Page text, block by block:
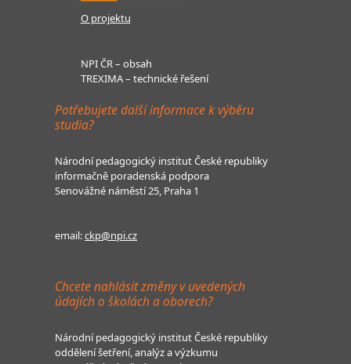
O projektu
NPI ČR – obsah
TREXIMA – technické řešení
Potřebujete další informace k výběru
studia?
Národní pedagogický institut České republiky
informačně poradenská podpora
Senovážné náměstí 25, Praha 1
email:ckp@npi.cz
Chcete nahlásit změny v uvedených
údajích o školách a oborech?
Národní pedagogický institut České republiky
oddělení šetření, analýz a výzkumu